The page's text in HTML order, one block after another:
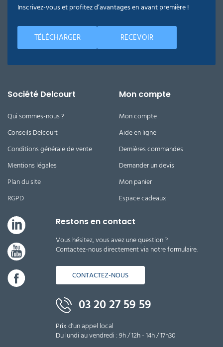
Inscrivez-vous et profitez d’avantages en avant première !
TÉLÉCHARGER RECEVOIR
Société Delcourt
Qui sommes-nous ?
Conseils Delcourt
Conditions générale de vente
Mentions légales
Plan du site
RGPD
Mon compte
Mon compte
Aide en ligne
Dernières commandes
Demander un devis
Mon panier
Espace cadeaux
Restons en contact
Vous hésitez, vous avez une question ?
Contactez-nous directement via notre formulaire.
CONTACTEZ-NOUS
03 20 27 59 59
Prix d'un appel local
Du lundi au vendredi : 9h / 12h - 14h / 17h30